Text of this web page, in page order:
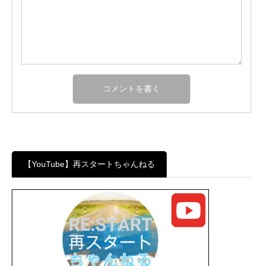
【YouTube】再スタートちゃんねる